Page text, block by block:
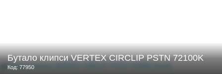
Бутало клипси VERTEX CIRCLIP PSTN 72100K
Код: 77950